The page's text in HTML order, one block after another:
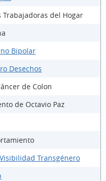
del Hogar
Bipolar
Desechos
de Colon
de Octavio Paz
Transgénero